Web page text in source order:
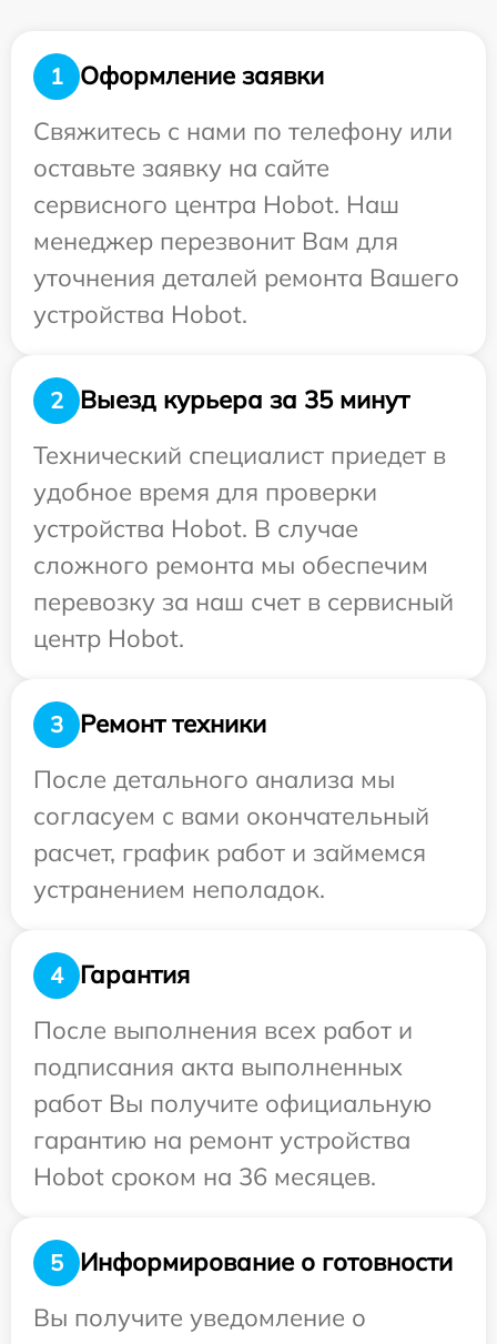
1
Оформление заявки
Свяжитесь с нами по телефону или
оставьте заявку на сайте
сервисного центра Hobot. Наш
менеджер перезвонит Вам для
уточнения деталей ремонта Вашего
устройства Hobot.
2
Выезд курьера за 35 минут
Технический специалист приедет в
удобное время для проверки
устройства Hobot. В случае
сложного ремонта мы обеспечим
перевозку за наш счет в сервисный
центр Hobot.
3
Ремонт техники
После детального анализа мы
согласуем с вами окончательный
расчет, график работ и займемся
устранением неполадок.
4
Гарантия
После выполнения всех работ и
подписания акта выполненных
работ Вы получите официальную
гарантию на ремонт устройства
Hobot сроком на 36 месяцев.
5
Информирование о готовности
Вы получите уведомление о